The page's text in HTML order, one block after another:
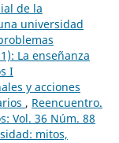
de la
universidad
La enseñanza
I
y acciones
, Reencuentro.
Vol. 36 Núm. 88
mitos,